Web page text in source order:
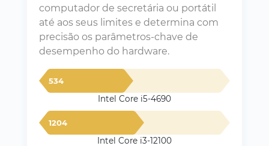
computador de secretária ou portátil
até aos seus limites e determina com
precisão os parâmetros-chave de
desempenho do hardware.
534
Intel Core i5-4690
1204
Intel Core i3-12100